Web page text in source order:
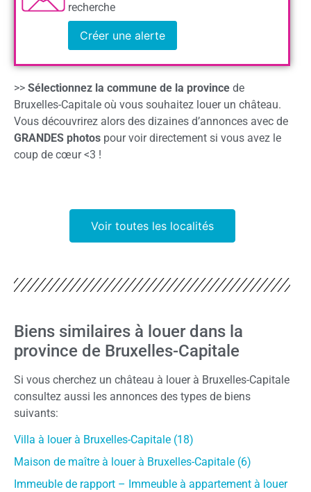
recherche
Créer une alerte
>> Sélectionnez la commune de la province de
Bruxelles-Capitale où vous souhaitez louer un château.
Vous découvrirez alors des dizaines d’annonces avec de
GRANDES photos pour voir directement si vous avez le
coup de cœur <3 !
Voir toutes les localités
Biens similaires à louer dans la
province de Bruxelles-Capitale
Si vous cherchez un château à louer à Bruxelles-Capitale
consultez aussi les annonces des types de biens
suivants:
Villa à louer à Bruxelles-Capitale (18)
Maison de maître à louer à Bruxelles-Capitale (6)
Immeuble de rapport – Immeuble à appartement à louer